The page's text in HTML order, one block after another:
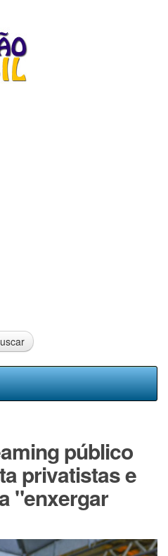
público
privatistas e
"enxergar